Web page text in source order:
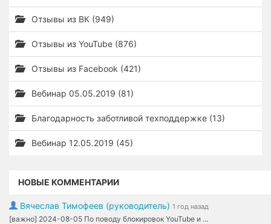
Отзывы из ВК (949)
Отзывы из YouTube (876)
Отзывы из Facebook (421)
Вебинар 05.05.2019 (81)
Благодарность заботливой техподдержке (13)
Вебинар 12.05.2019 (45)
НОВЫЕ КОММЕНТАРИИ
Вячеслав Тимофеев (руководитель) 1 год назад
[важно] 2024-08-05 По поводу блокировок YouTube и ...